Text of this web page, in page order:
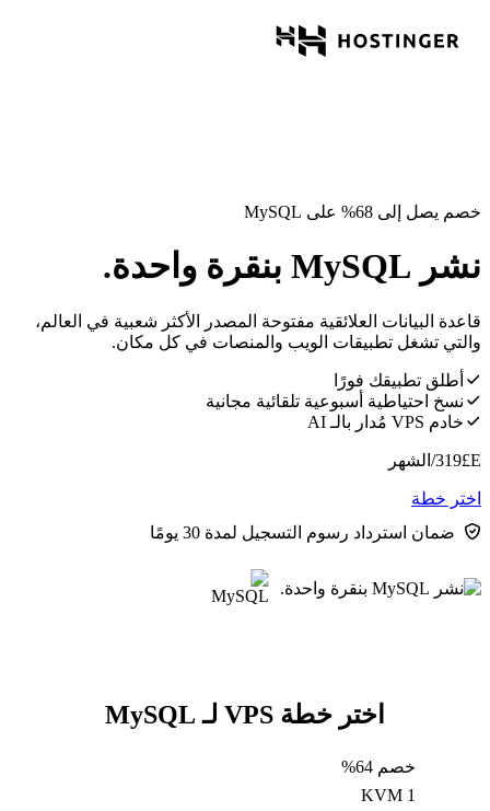
خصم يصل إلى 68% على MySQL
نشر MySQL بنقرة واحدة.
قاعدة البيانات العلائقية مفتوحة المصدر الأكثر شعبية في العالم،
والتي تشغل تطبيقات الويب والمنصات في كل مكان.
أطلق تطبيقك فورًا
نسخ احتياطية أسبوعية تلقائية مجانية
خادم VPS مُدار بالـ AI
E£
319/الشهر
اختر خطة
ضمان استرداد رسوم التسجيل لمدة 30 يومًا
اختر خطة VPS لـ MySQL
خصم 64%
KVM 1